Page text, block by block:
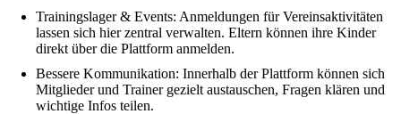
Trainingslager & Events: Anmeldungen für Vereinsaktivitäten
lassen sich hier zentral verwalten. Eltern können ihre Kinder
direkt über die Plattform anmelden.
Bessere Kommunikation: Innerhalb der Plattform können sich
Mitglieder und Trainer gezielt austauschen, Fragen klären und
wichtige Infos teilen.